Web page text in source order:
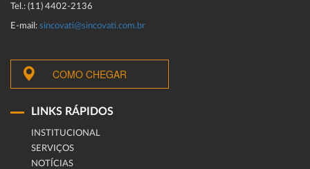
Tel.: (11) 4402-2136
E-mail: sincovati@sincovati.com.br
COMO CHEGAR
LINKS RÁPIDOS
INSTITUCIONAL
SERVIÇOS
NOTÍCIAS